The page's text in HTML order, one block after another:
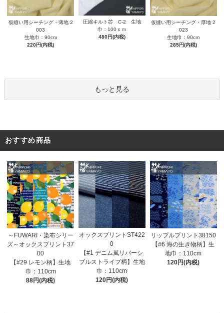
仮縫い用シーチング・薄地 2
003
生地巾：90cm
220円(内税)
圧縮キルト芯 C-2 生地
巾：100ｃｍ
480円(内税)
仮縫い用シーチング・厚地 2
023
生地巾：90cm
285円(内税)
もっと見る
おすすめ商品
～FUWARI・染布シリー
ズ～オックスプリント37
00
【#29 レモン柄】生地
巾：110cm
88円(内税)
オックスプリントST422
0
【#1 デニム風リバーシ
ブルストライプ柄】生地
巾：110cm
120円(内税)
リップルプリント38150
【#6 海の生き物柄】生
地巾：110cm
120円(内税)